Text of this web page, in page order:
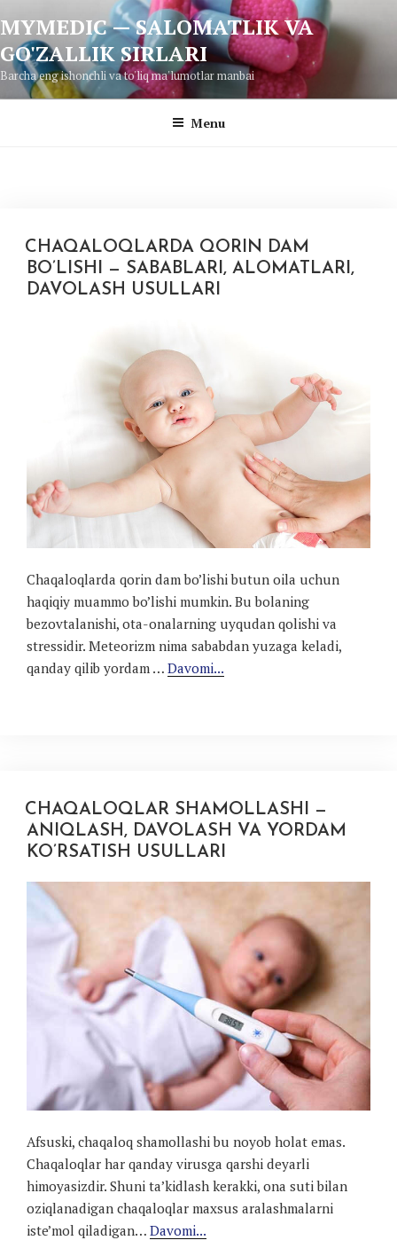
to
content
MYMEDIC — SALOMATLIK VA
GO'ZALLIK SIRLARI
Barcha eng ishonchli va to'liq ma'lumotlar manbai
Menu
CHAQALOQLARDA QORIN DAM
BO’LISHI — SABABLARI, ALOMATLARI,
DAVOLASH USULLARI
Сhaqaloqlarda qorin dam bo’lishi butun oila uchun
haqiqiy muammo bo’lishi mumkin. Bu bolaning
bezovtalanishi, ota-onalarning uyqudan qolishi va
stressidir. Meteorizm nima sababdan yuzaga keladi,
qanday qilib yordam … Davomi...
CHAQALOQLAR SHAMOLLASHI —
ANIQLASH, DAVOLASH VA YORDAM
KO’RSATISH USULLARI
Afsuski, chaqaloq shamollashi bu noyob holat emas.
Chaqaloqlar har qanday virusga qarshi deyarli
himoyasizdir. Shuni ta’kidlash kerakki, ona suti bilan
oziqlanadigan chaqaloqlar maxsus aralashmalarni
iste’mol qiladigan… Davomi...